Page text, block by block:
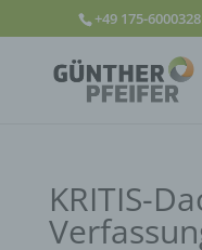
+49 175-6000328
KRITIS-